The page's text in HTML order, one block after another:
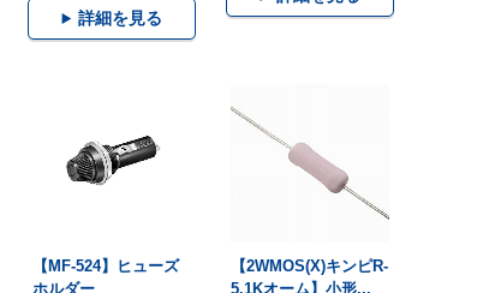
詳細を見る
【MF-524】ヒューズ
ホルダー
【2WMOS(X)キンピR-
5.1Kオーム】小形...